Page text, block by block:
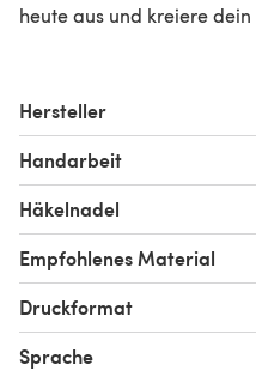
heute aus und kreiere
Hersteller
Handarbeit
Häkelnadel
Empfohlenes Material
Druckformat
Sprache